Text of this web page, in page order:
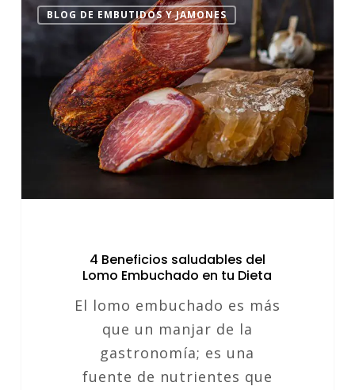
BLOG DE EMBUTIDOS Y JAMONES
Beneficios
saludables
del
Lomo
Embuchado
en
tu
4 Beneficios saludables del
Lomo Embuchado en tu Dieta
El lomo embuchado es más
que un manjar de la
gastronomía; es una
fuente de nutrientes que